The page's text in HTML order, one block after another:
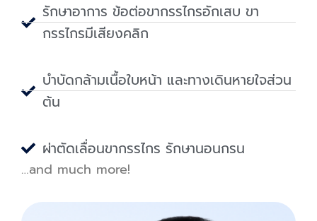
รักษาอาการ ข้อต่อขากรรไกรอักเสบ ขา
กรรไกรมีเสียงคลิก
บำบัดกล้ามเนื้อใบหน้า และทางเดินหายใจส่วน
ต้น
ผ่าตัดเลื่อนขากรรไกร รักษานอนกรน
…and much more!